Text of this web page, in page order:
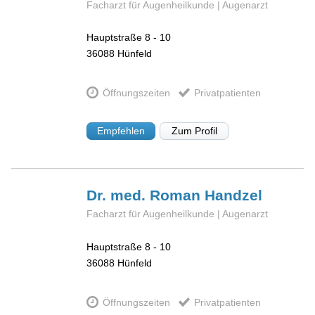
Facharzt für Augenheilkunde | Augenarzt
Hauptstraße 8 - 10
36088 Hünfeld
Öffnungszeiten Privatpatienten
Empfehlen Zum Profil
Dr. med. Roman Handzel
Facharzt für Augenheilkunde | Augenarzt
Hauptstraße 8 - 10
36088 Hünfeld
Öffnungszeiten Privatpatienten